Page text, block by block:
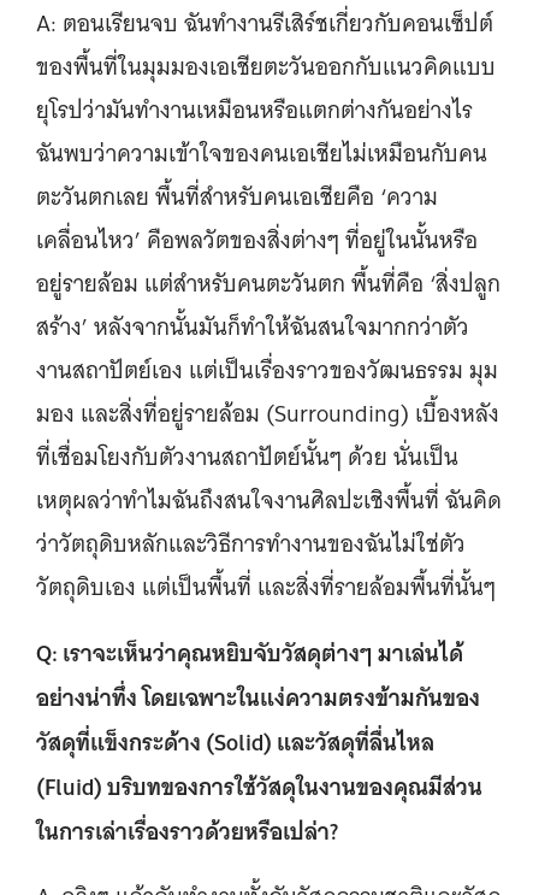
A: ตอนเรียนจบ ฉันทำงานรีเสิร์ชเกี่ยวกับคอนเซ็ปต์
ของพื้นที่ในมุมมองเอเชียตะวันออกกับแนวคิดแบบ
ยุโรปว่ามันทำงานเหมือนหรือแตกต่างกันอย่างไร
ฉันพบว่าความเข้าใจของคนเอเชียไม่เหมือนกับคน
ตะวันตกเลย พื้นที่สำหรับคนเอเชียคือ ‘ความ
เคลื่อนไหว’ คือพลวัตของสิ่งต่างๆ ที่อยู่ในนั้นหรือ
อยู่รายล้อม แต่สำหรับคนตะวันตก พื้นที่คือ ‘สิ่งปลูก
สร้าง’ หลังจากนั้นมันก็ทำให้ฉันสนใจมากกว่าตัว
งานสถาปัตย์เอง แต่เป็นเรื่องราวของวัฒนธรรม มุม
มอง และสิ่งที่อยู่รายล้อม (Surrounding) เบื้องหลัง
ที่เชื่อมโยงกับตัวงานสถาปัตย์นั้นๆ ด้วย นั่นเป็น
เหตุผลว่าทำไมฉันถึงสนใจงานศิลปะเชิงพื้นที่ ฉันคิด
ว่าวัตถุดิบหลักและวิธีการทำงานของฉันไม่ใช่ตัว
วัตถุดิบเอง แต่เป็นพื้นที่ และสิ่งที่รายล้อมพื้นที่นั้นๆ
Q: เราจะเห็นว่าคุณหยิบจับวัสดุต่างๆ มาเล่นได้
อย่างน่าทึ่ง โดยเฉพาะในแง่ความตรงข้ามกันของ
วัสดุที่แข็งกระด้าง (Solid) และวัสดุที่ลื่นไหล
(Fluid) บริบทของการใช้วัสดุในงานของคุณมีส่วน
ในการเล่าเรื่องราวด้วยหรือเปล่า?